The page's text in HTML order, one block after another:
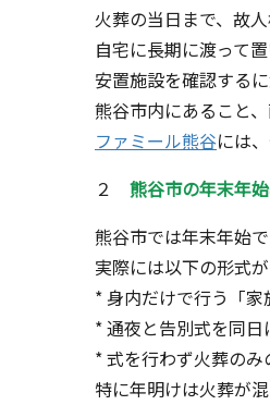
火葬の当日まで、故
自宅に長期に渡って
安置施設を確認する
熊谷市内にあること
ファミール熊谷には
２ 熊谷市の年末年
熊谷市では年末年始
実際には以下の形式が
* 身内だけで行う「家
* 通夜と告別式を同日
* 式を行わず火葬のみ
特に年明けは火葬が